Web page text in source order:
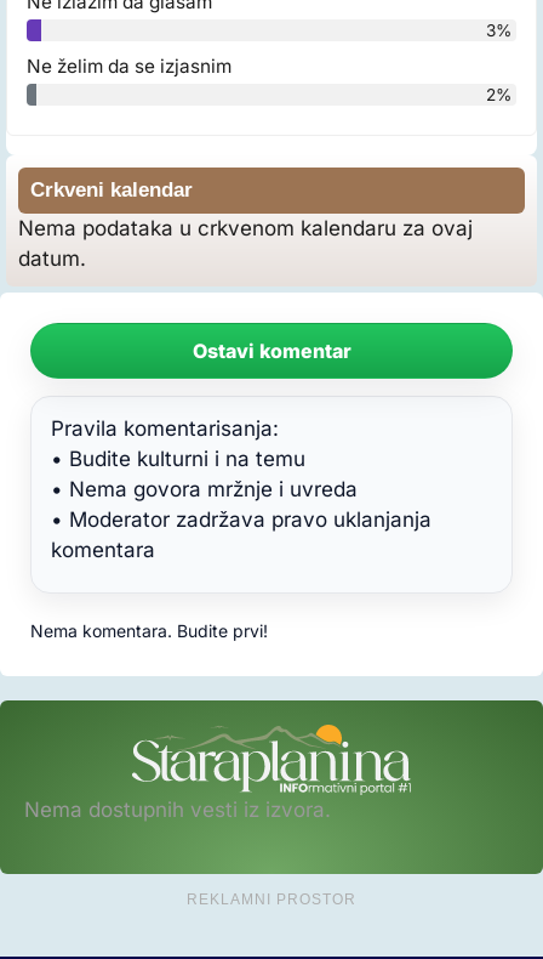
3%
Ne želim da se izjasnim
2%
Crkveni kalendar
Nema podataka u crkvenom kalendaru za ovaj
datum.
Ostavi komentar
Pravila komentarisanja:
• Budite kulturni i na temu
• Nema govora mržnje i uvreda
• Moderator zadržava pravo uklanjanja
komentara
Nema komentara. Budite prvi!
Nema dostupnih vesti iz izvora.
REKLAMNI PROSTOR